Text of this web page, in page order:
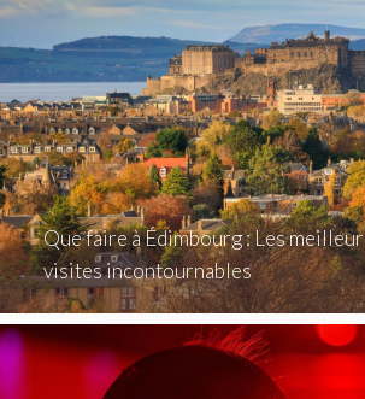
Que faire à Édimbourg : Les
visites incontournables